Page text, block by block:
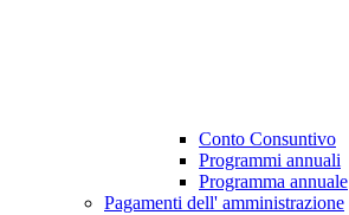
Conto Consuntivo
Programmi annuali
Programma annuale
Pagamenti dell' amministrazione